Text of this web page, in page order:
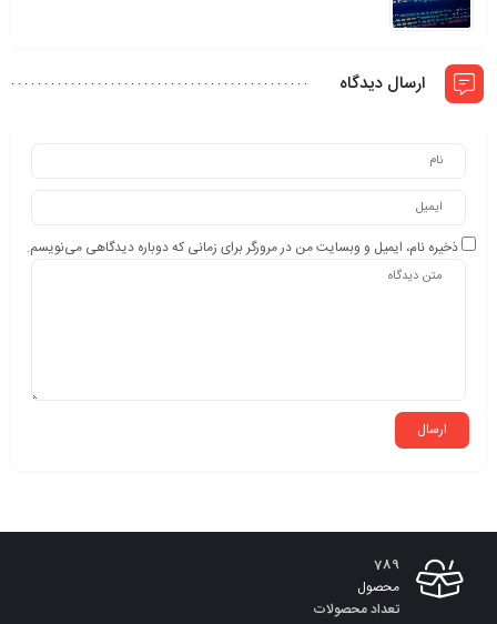
ارسال دیدگاه
ذخیره نام، ایمیل و وبسایت من در مرورگر برای زمانی که دوباره دیدگاهی می‌نویسم.
789
محصول
تعداد محصولات